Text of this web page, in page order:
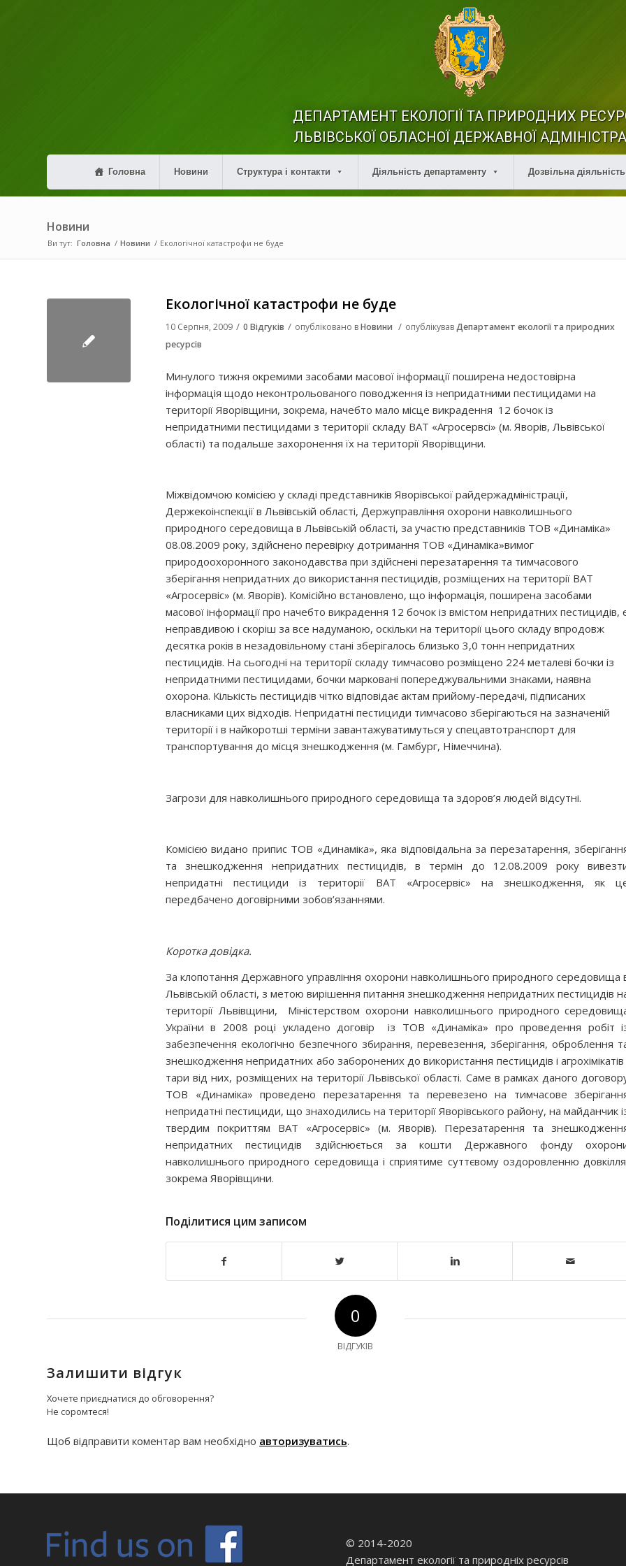
ДЕПАРТАМЕНТ ЕКОЛОГІЇ ТА ПРИРОДНИХ
ЛЬВІВСЬКОЇ ОБЛАСНОЇ ДЕРЖАВНОЇ
Головна Новини Структура і контакти Діяльність департаменту Дозвільна діяльність
Новини
Ви тут: Головна / Новини / Екологічної катастрофи не буде
Екологічної катастрофи не буде
10 Серпня, 2009 / 0 Відгуків / опубліковано вНовини / опублікувавДепартамент екології та природних
ресурсів
Минулого тижня окремими засобами масової інформації поширена недостовірна
інформація щодо неконтрольованого поводження із непридатними пестицидами на
території Яворівщини, зокрема, начебто мало місце викрадення 12 бочок із
непридатними пестицидами з території складу ВАТ «Агросервсі» (м. Яворів, Львівської
області) та подальше захоронення їх на території Яворівщини.
Міжвідомчою комісією у складі представників Яворівської райдержадміністрації,
Держекоінспекції в Львівській області, Держуправління охорони навколишнього
природного середовища в Львівській області, за участю представників ТОВ «Динаміка»
08.08.2009 року, здійснено перевірку дотримання ТОВ «Динаміка»вимог
природоохоронного законодавства при здійснені перезатарення та тимчасового
зберігання непридатних до використання пестицидів, розміщених на території ВАТ
«Агросервіс» (м. Яворів). Комісійно встановлено, що інформація, поширена засобами
масової інформації про начебто викрадення 12 бочок із вмістом непридатних пестицидів,
неправдивою і скоріш за все надуманою, оскільки на території цього складу впродовж
десятка років в незадовільному стані зберігалось близько 3,0 тонн непридатних
пестицидів. На сьогодні на території складу тимчасово розміщено 224 металеві бочки із
непридатними пестицидами, бочки марковані попереджувальними знаками, наявна
охорона. Кількість пестицидів чітко відповідає актам прийому-передачі, підписаних
власниками цих відходів. Непридатні пестициди тимчасово зберігаються на зазначеній
території і в найкоротші терміни завантажуватимуться у спецавтотранспорт для
транспортування до місця знешкодження (м. Гамбург, Німеччина).
Загрози для навколишнього природного середовища та здоров’я людей відсутні.
Комісією видано припис ТОВ «Динаміка», яка відповідальна за перезатарення,
та знешкодження непридатних пестицидів, в термін до 12.08.2009 року
непридатні пестициди із території ВАТ «Агросервіс» на знешкодження, як
передбачено договірними зобов’язаннями.
Коротка довідка.
За клопотання Державного управління охорони навколишнього природного середовища
Львівській області, з метою вирішення питання знешкодження непридатних пестицидів
території Львівщини, Міністерством охорони навколишнього природного
України в 2008 році укладено договір із ТОВ «Динаміка» про проведення робіт
забезпечення екологічно безпечного збирання, перевезення, зберігання, оброблення
знешкодження непридатних або заборонених до використання пестицидів і агрохімікатів
тари від них, розміщених на території Львівської області. Саме в рамках даного
ТОВ «Динаміка» проведено перезатарення та перевезено на тимчасове
непридатні пестициди, що знаходились на території Яворівського району, на майданчик
твердим покриттям ВАТ «Агросервіс» (м. Яворів). Перезатарення та
непридатних пестицидів здійснюється за кошти Державного фонду
навколишнього природного середовища і сприятиме суттєвому оздоровленню
зокрема Яворівщини.
Поділитися цим записом
0
ВІДГУКІВ
Залишити відгук
Хочете приєднатися до обговорення?
Не соромтеся!
Щоб відправити коментар вам необхідно авторизуватись.
© 2014-2020
Департамент екології та природніх ресурсів